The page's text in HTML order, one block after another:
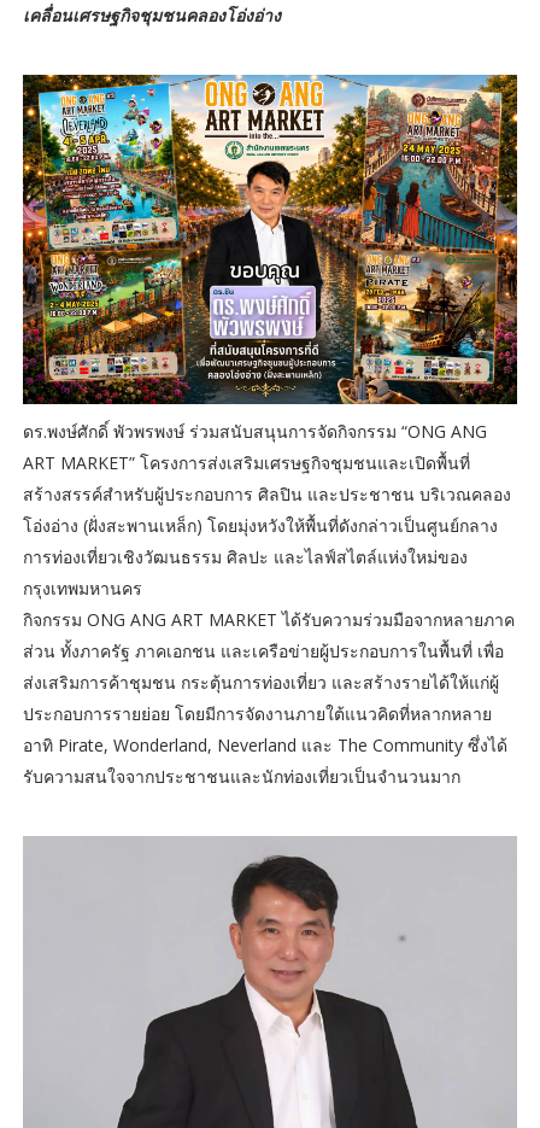
เคลื่อนเศรษฐกิจชุมชนคลองโอ่งอ่าง
ดร.พงษ์ศักดิ์ พัวพรพงษ์ ร่วมสนับสนุนการจัดกิจกรรม “ONG ANG
ART MARKET” โครงการส่งเสริมเศรษฐกิจชุมชนและเปิดพื้นที่
สร้างสรรค์สำหรับผู้ประกอบการ ศิลปิน และประชาชน บริเวณคลอง
โอ่งอ่าง (ฝั่งสะพานเหล็ก) โดยมุ่งหวังให้พื้นที่ดังกล่าวเป็นศูนย์กลาง
การท่องเที่ยวเชิงวัฒนธรรม ศิลปะ และไลฟ์สไตล์แห่งใหม่ของ
กรุงเทพมหานคร
กิจกรรม ONG ANG ART MARKET ได้รับความร่วมมือจากหลายภาค
ส่วน ทั้งภาครัฐ ภาคเอกชน และเครือข่ายผู้ประกอบการในพื้นที่ เพื่อ
ส่งเสริมการค้าชุมชน กระตุ้นการท่องเที่ยว และสร้างรายได้ให้แก่ผู้
ประกอบการรายย่อย โดยมีการจัดงานภายใต้แนวคิดที่หลากหลาย
อาทิ Pirate, Wonderland, Neverland และ The Community ซึ่งได้
รับความสนใจจากประชาชนและนักท่องเที่ยวเป็นจำนวนมาก